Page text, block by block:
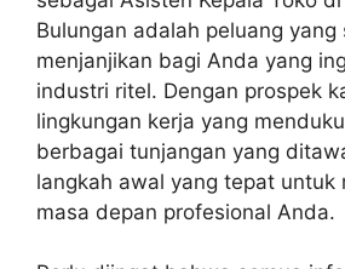
Bulungan adalah peluang yang
menjanjikan bagi Anda yang
industri ritel. Dengan prospek
lingkungan kerja yang
berbagai tunjangan yang
langkah awal yang tepat untuk
masa depan profesional Anda.